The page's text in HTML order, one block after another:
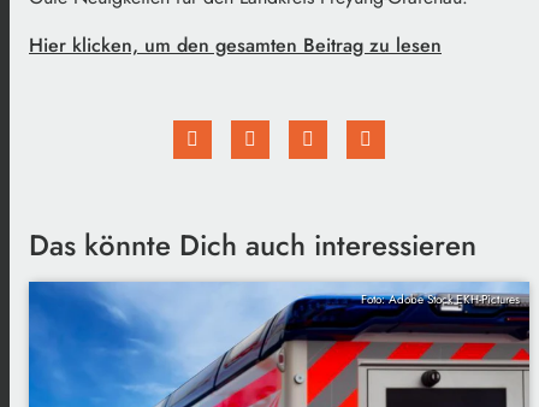
Hier klicken, um den gesamten Beitrag zu lesen
Das könnte Dich auch interessieren
Foto: Adobe Stock EKH-Pictures